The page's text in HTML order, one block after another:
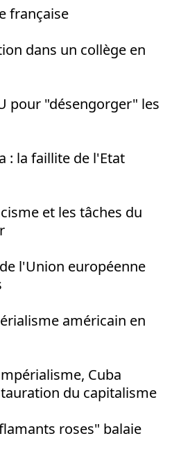
française
dans un collège en
pour "désengorger" les
: la faillite de l'Etat
et les tâches du
l'Union européenne
américain en
Cuba
du capitalisme
roses" balaie